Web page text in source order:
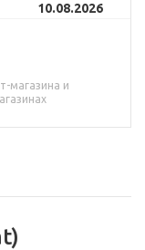
10.08.2026
магазина и